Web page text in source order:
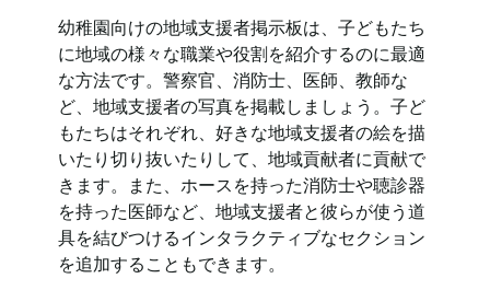
幼稚園向けの地域支援者掲示板は、子どもたち
に地域の様々な職業や役割を紹介するのに最適
な方法です。警察官、消防士、医師、教師な
ど、地域支援者の写真を掲載しましょう。子ど
もたちはそれぞれ、好きな地域支援者の絵を描
いたり切り抜いたりして、地域貢献者に貢献で
きます。また、ホースを持った消防士や聴診器
を持った医師など、地域支援者と彼らが使う道
具を結びつけるインタラクティブなセクション
を追加することもできます。